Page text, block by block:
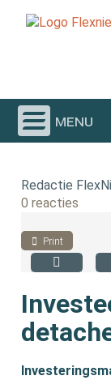
menu
Redactie
0 reacties
Print